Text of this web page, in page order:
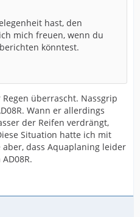
hast, den
mich freuen, wenn du
könntest.
überrascht. Nassgrip
Wann er allerdings
der Reifen verdrängt,
Situation hatte ich mit
dass Aquaplaning leider